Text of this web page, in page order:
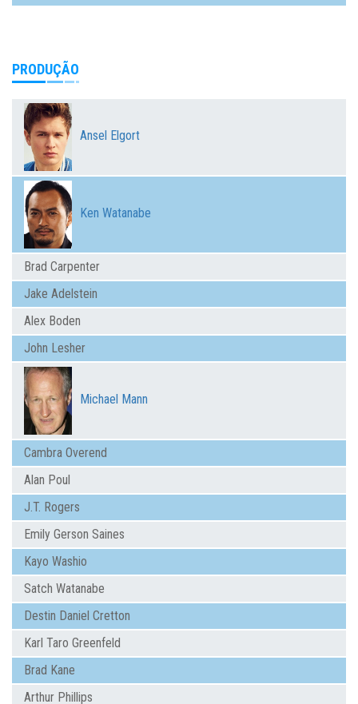
PRODUÇÃO
Ansel Elgort
Ken Watanabe
Brad Carpenter
Jake Adelstein
Alex Boden
John Lesher
Michael Mann
Cambra Overend
Alan Poul
J.T. Rogers
Emily Gerson Saines
Kayo Washio
Satch Watanabe
Destin Daniel Cretton
Karl Taro Greenfeld
Brad Kane
Arthur Phillips